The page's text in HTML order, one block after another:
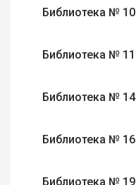
Библиотека № 10
Библиотека № 11
Библиотека № 14
Библиотека № 16
Библиотека № 19